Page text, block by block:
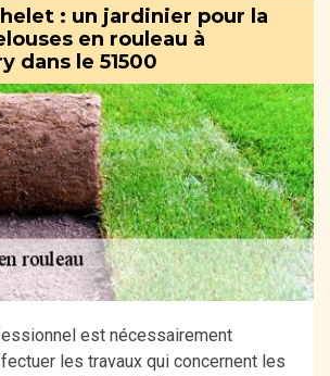
: un jardinier pour la
en rouleau à
dans le 51500
est nécessairement
les travaux qui concernent les